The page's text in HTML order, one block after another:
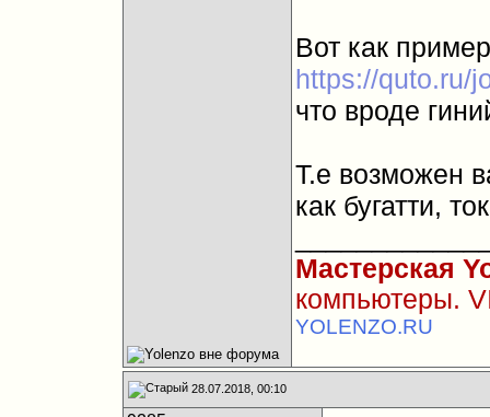
Вот как
https://quto.ru/
что вроде
Т.е возможен
как бугатти,
Мастерская
компьютеры.
YOLENZO.RU
28.07.2018, 00:10